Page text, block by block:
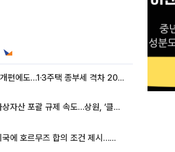
종부세 개편에도…1·3주택 종부세 격차 2028년부터 확대
미국, 가상자산 포괄 규제 속도…상원, ‘클래리티법’ 9월 절차투표 추진
이란, 미국에 호르무즈 합의 조건 제시…美 “경기 아직 안 끝나” [종합]